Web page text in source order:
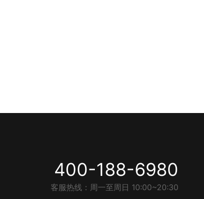
400-188-6980
客服热线：周一至周日 10:00~20:30